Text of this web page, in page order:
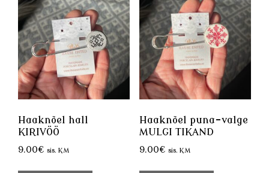
Haaknõel hall
KIRIVÖÖ
9.00€ sis. KM
Haaknõel puna-valge
MULGI TIKAND
9.00€ sis. KM